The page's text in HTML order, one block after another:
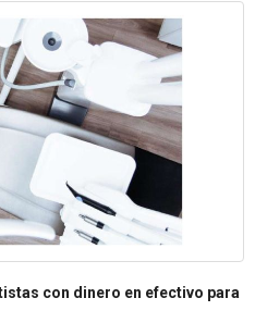
con dinero en efectivo para